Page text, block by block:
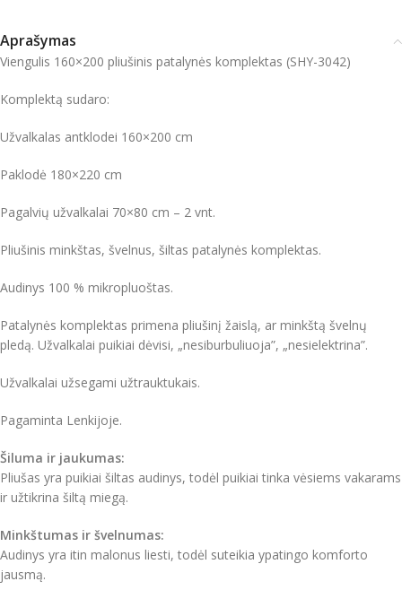
Aprašymas
Viengulis 160×200 pliušinis patalynės komplektas (SHY-3042)
Komplektą sudaro:
Užvalkalas antklodei 160×200 cm
Paklodė 180×220 cm
Pagalvių užvalkalai 70×80 cm – 2 vnt.
Pliušinis minkštas, švelnus, šiltas patalynės komplektas.
Audinys 100 % mikropluoštas.
Patalynės komplektas primena pliušinį žaislą, ar minkštą švelnų
pledą. Užvalkalai puikiai dėvisi, „nesiburbuliuoja”, „nesielektrina”.
Užvalkalai užsegami užtrauktukais.
Pagaminta Lenkijoje.
Šiluma ir jaukumas:
Pliušas yra puikiai šiltas audinys, todėl puikiai tinka vėsiems vakarams
ir užtikrina šiltą miegą.
Minkštumas ir švelnumas:
Audinys yra itin malonus liesti, todėl suteikia ypatingo komforto
jausmą.